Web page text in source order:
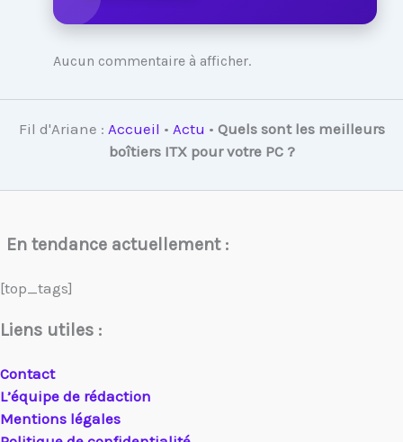
Aucun commentaire à afficher.
Fil d'Ariane : Accueil • Actu • Quels sont les meilleurs
boîtiers ITX pour votre PC ?
En tendance actuellement :
[top_tags]
Liens utiles :
Contact
L’équipe de rédaction
Mentions légales